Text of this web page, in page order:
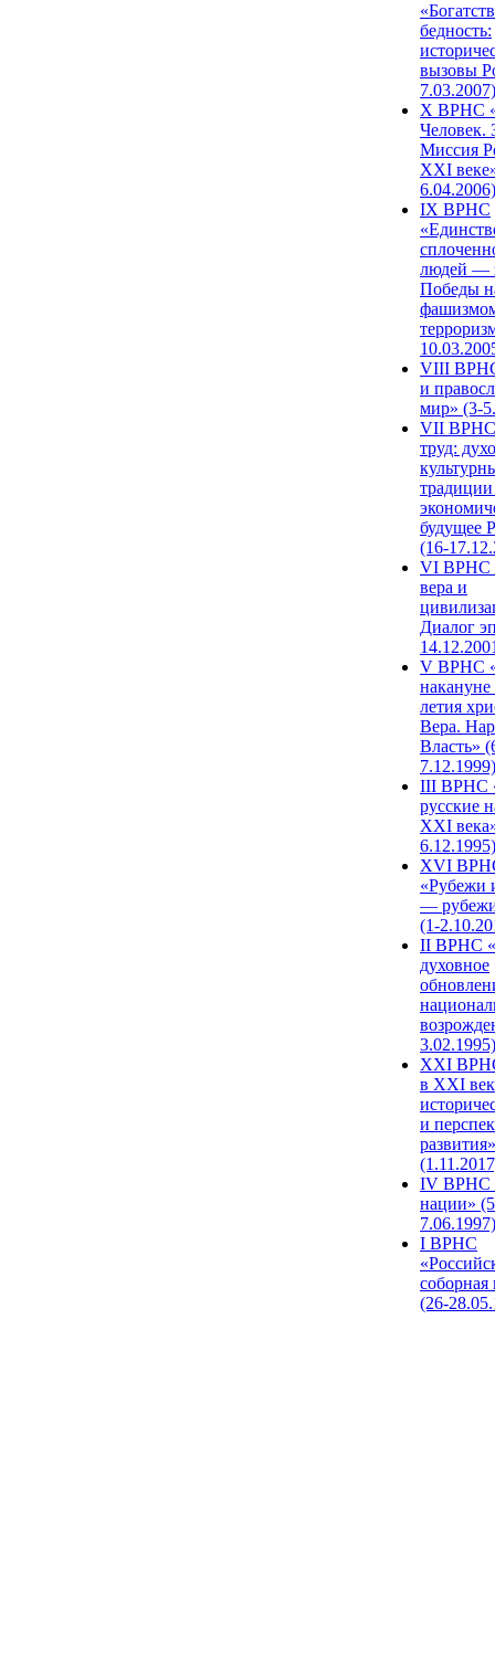
бедность:
вызовы
7.03.2007)
X ВРНС
Человек.
Миссия
XXI
6.04.2006)
IX ВРНС
людей —
Победы
VIII
и
мир» (3-
VII ВРНС
труд:
будущее
(16-
VI ВРНС
вера и
Диалог
V ВРНС
накануне
летия
Вера.
Власть»
7.12.1999)
III ВРНС
русские
XXI
6.12.1995)
XVI
«Рубежи
—
(1-
II ВРНС
духовное
3.02.1995)
XХI
в XXI
и
развития»
IV ВРНС
нации»
7.06.1997)
I ВРНС
(26-